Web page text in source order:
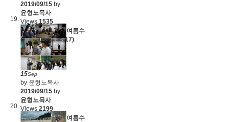
2019/09/15 by
윤형노목사
Views 1535
다니엘 커뮤니티 여름수
련회(2019.8.15-17)
15Sep
by 윤형노목사
2019/09/15 by
윤형노목사
Views 2199
요셉피아 고등부 여름수